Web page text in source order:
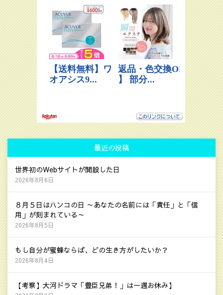
最近の投稿
世界初のWebサイトが開設した日
2026年8月6日
８月５日はハンコの日 ～あなたの名前には「責任」と「信
用」が刻まれている～
2026年8月5日
もし自分が蜜蜂ならば、どの生き方がしたいか？
2026年8月4日
【考察】大河ドラマ「豊臣兄弟！」は一週お休み】